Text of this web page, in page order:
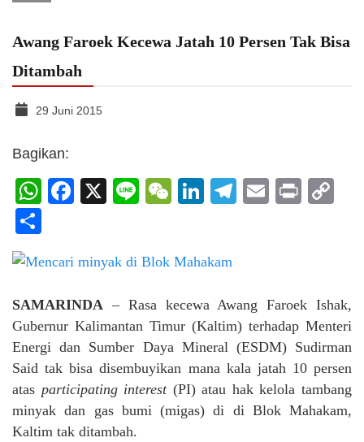
Awang Faroek Kecewa Jatah 10 Persen Tak Bisa
Ditambah
29 Juni 2015
Bagikan:
WhatsApp
Facebook
X LineWeChat
LinkedIn
Telegram
Email
Print
SAMARINDA – Rasa kecewa Awang Faroek Ishak,
Gubernur Kalimantan Timur (Kaltim) terhadap Menteri
Energi dan Sumber Daya Mineral (ESDM) Sudirman
Said tak bisa disembuyikan mana kala jatah 10 persen
atas participating interest(PI) atau hak kelola tambang
minyak dan gas bumi (migas) di di Blok Mahakam,
Kaltim tak ditambah.